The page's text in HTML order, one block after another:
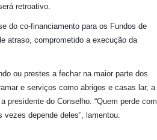
retroativo.
do co-financiamento para os Fundos de
atraso, comprometido a execução da
ou prestes a fechar na maior parte dos
e serviços como abrigos e casas lar, a
presidente do Conselho. “Quem perde com
depende deles”, lamentou.